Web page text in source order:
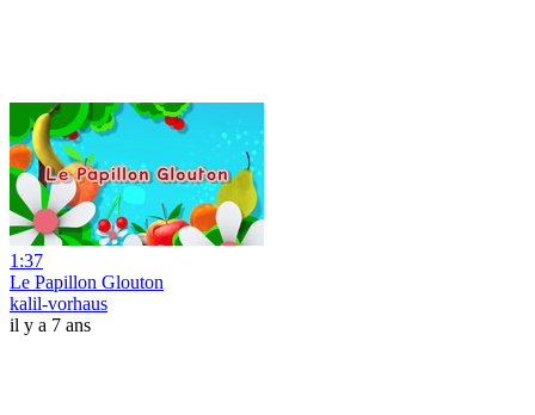
1:37
Le Papillon Glouton
kalil-vorhaus
il y a 7 ans